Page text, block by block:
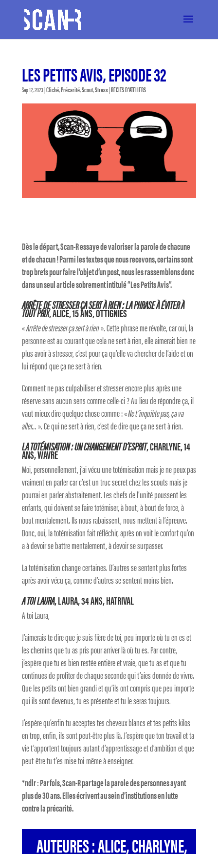
LES PETITS AVIS, EPISODE 32
Sep 12, 2023|Cliché,Précarité,Scout,Stress|RÉCITS D'ATELIERS
Dès le départ, Scan-R essaye de valoriser la parole de chacune
et de chacun ! Parmi les textes que nous recevons, certains sont
trop brefs pour faire l’objet d’un post, nous les rassemblons donc
dans un seul article sobrement intitulé “Les Petits Avis”.
ARRÊTE DE STRESSER ÇA SERT À RIEN : LA PHRASE À ÉVITER À
TOUT PRIX, ALICE, 15 ANS, OTTIGNIES
«Arrête de stresser ça sert à rien». Cette phrase me révolte, car oui, la
personne est au courant que cela ne sert à rien, elle aimerait bien ne
plus avoir à stresser, c’est pour ça qu’elle va chercher de l’aide et on
lui répond que ça ne sert à rien.
Comment ne pas culpabiliser et stresser encore plus après une
réserve sans aucun sens comme celle-ci ? Au lieu de répondre ça, il
vaut mieux dire quelque chose comme : «Ne t’inquiète pas, ça va
aller…». Ce qui ne sert à rien, c’est de dire que ça ne sert à rien.
LA TOTÉMISATION : UN CHANGEMENT D’ESPRIT, CHARLYNE, 14
ANS, WAVRE
Moi, personnellement, j’ai vécu une totémisation mais je ne peux pas
vraiment en parler car c’est un truc secret chez les scouts mais je
pourrai en parler abstraitement. Les chefs de l’unité poussent les
enfants, qui doivent se faire totémiser, à bout, à bout de force, à
bout mentalement. Ils nous rabaissent, nous mettent à l’épreuve.
Donc, oui, la totémisation fait réfléchir, après on voit le confort qu’on
a à devoir se battre mentalement, à devoir se surpasser.
La totémisation change certaines. D’autres se sentent plus fortes
après avoir vécu ça, comme d’autres se sentent moins bien.
A TOI LAURA, LAURA, 34 ANS, HATRIVAL
A toi Laura,
J’aimerais te dire que je suis fière de toi, peu importe où tu en es et
les chemins que tu as pris pour arriver là où tu es. Par contre,
j’espère que tu es bien restée entière et vraie, que tu as et que tu
continues de profiter de chaque seconde qui t’aies donnée de vivre.
Que les petits ont bien grandi et qu’ils ont compris que peu importe
qui ils sont devenus, tu es présente et tu le seras toujours.
J’espère qu’enfin tu acceptes tes cheveux blancs et tes petits kilos
en trop, enfin, ils sont peut-être plus là. J’espère que ton travail et ta
vie t’apportent toujours autant d’apprentissage et d’ambition et que
peut-être tu t’es mise toi-même à enseigner.
*ndlr : Parfois, Scan-R partage la parole des personnes ayant
plus de 30 ans. Elles écrivent au sein d’institutions en lutte
contre la précarité.
AUTEURES : ALICE, CHARLYNE,